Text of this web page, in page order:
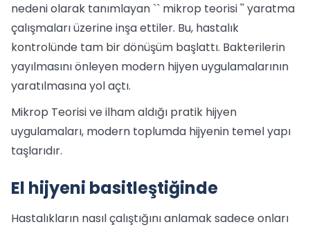
nedeni olarak tanımlayan `` mikrop teorisi '' yaratma
çalışmaları üzerine inşa ettiler. Bu, hastalık
kontrolünde tam bir dönüşüm başlattı. Bakterilerin
yayılmasını önleyen modern hijyen uygulamalarının
yaratılmasına yol açtı.
Mikrop Teorisi ve ilham aldığı pratik hijyen
uygulamaları, modern toplumda hijyenin temel yapı
taşlarıdır.
El hijyeni basitleştiğinde
Hastalıkların nasıl çalıştığını anlamak sadece onları